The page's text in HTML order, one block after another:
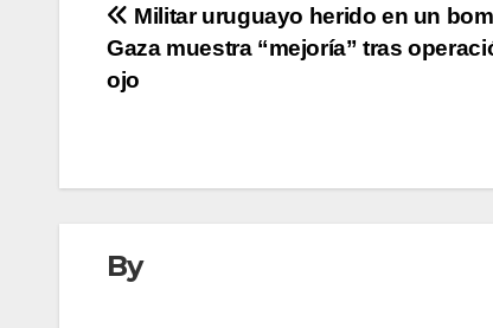
Navegación
de
Militar uruguayo herido en un
Gaza muestra “mejoría” tras
ojo
By